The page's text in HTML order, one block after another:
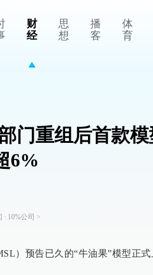
财
经
思
想
播
客
体
育
门重组后首款模
6%
∙ 10%公司 >
）预告已久的“牛油果”模型正式